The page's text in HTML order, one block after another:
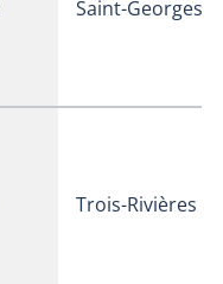
Saint-Georges
Trois-Rivières